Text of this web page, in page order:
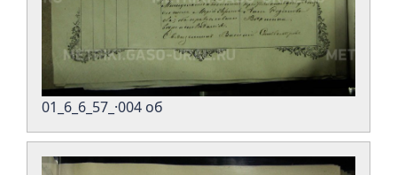
01_6_6_57_·004 об